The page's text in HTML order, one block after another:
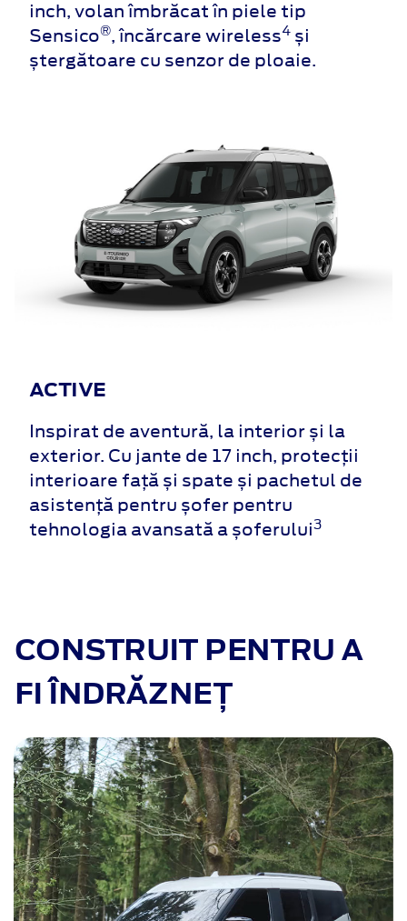
inch, volan îmbrăcat în piele tip
Sensico®, încărcare wireless4 și
ștergătoare cu senzor de ploaie.
ACTIVE
Inspirat de aventură, la interior și la
exterior. Cu jante de 17 inch, protecții
interioare față și spate și pachetul de
asistență pentru șofer pentru
tehnologia avansată a șoferului3
CONSTRUIT PENTRU A
FI ÎNDRĂZNEȚ